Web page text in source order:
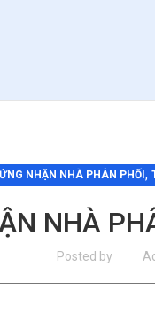
NHẬN NHÀ PHÂN PHỐI ,
NHÀ
Posted by